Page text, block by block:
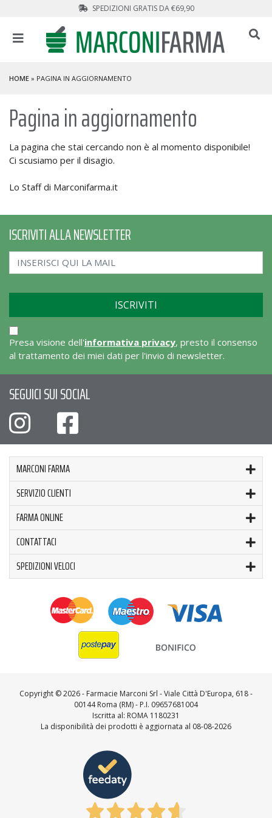
SPEDIZIONI GRATIS DA €69,90
HOME » PAGINA IN AGGIORNAMENTO
Pagina in aggiornamento
La pagina che stai cercando non è al momento disponibile!
Ci scusiamo per il disagio.
Lo Staff di Marconifarma.it
ISCRIVITI ALLA NEWSLETTER
Presa visione dell'informativa privacy, presto il consenso
al trattamento dei miei dati per l'invio di newsletter.
SEGUICI SUI SOCIAL
MARCONI FARMA
SERVIZIO CLIENTI
FARMA ONLINE
CONTATTACI
SPEDIZIONI VELOCI
Copyright ©2026 - Farmacie Marconi Srl - Viale Città D'Europa, 618 -
00144 Roma (RM) - P.I. 09657681004
Iscritta al: ROMA 1180231
La disponibilità dei prodotti è aggiornata al 08-08-2026